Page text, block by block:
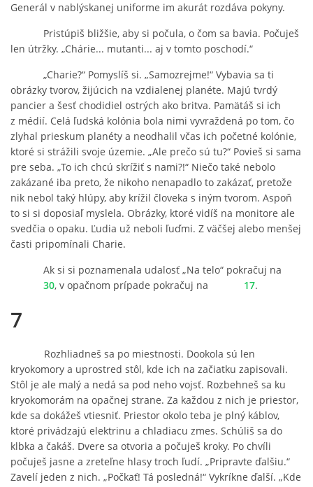
Generál v nablýskanej uniforme im akurát rozdáva pokyny.
Pristúpiš bližšie, aby si počula, o čom sa bavia. Počuješ
len útržky. „Chárie... mutanti... aj v tomto poschodí.“
„Charie?“ Pomyslíš si. „Samozrejme!“ Vybavia sa ti
obrázky tvorov, žijúcich na vzdialenej planéte. Majú tvrdý
pancier a šesť chodidiel ostrých ako britva. Pamätáš si ich
z médií. Celá ľudská kolónia bola nimi vyvraždená po tom, čo
zlyhal prieskum planéty a neodhalil včas ich početné kolónie,
ktoré si strážili svoje územie. „Ale prečo sú tu?“ Povieš si sama
pre seba. „To ich chcú skrížiť s nami?!“ Niečo také nebolo
zakázané iba preto, že nikoho nenapadlo to zakázať, pretože
nik nebol taký hlúpy, aby krížil človeka s iným tvorom. Aspoň
to si si doposiaľ myslela. Obrázky, ktoré vidíš na monitore ale
svedčia o opaku. Ľudia už neboli ľuďmi. Z väčšej alebo menšej
časti pripomínali Charie.
Ak si si poznamenala udalosť „Na telo“ pokračuj na
30, v opačnom prípade pokračuj na 17.
7
Rozhliadneš sa po miestnosti. Dookola sú len
kryokomory a uprostred stôl, kde ich na začiatku zapisovali.
Stôl je ale malý a nedá sa pod neho vojsť. Rozbehneš sa ku
kryokomorám na opačnej strane. Za každou z nich je priestor,
kde sa dokážeš vtiesniť. Priestor okolo teba je plný káblov,
ktoré privádzajú elektrinu a chladiacu zmes. Schúliš sa do
klbka a čakáš. Dvere sa otvoria a počuješ kroky. Po chvíli
počuješ jasne a zreteľne hlasy troch ľudí. „Pripravte ďalšiu.“
Zavelí jeden z nich. „Počkať! Tá posledná!“ Vykríkne ďalší. „Kde